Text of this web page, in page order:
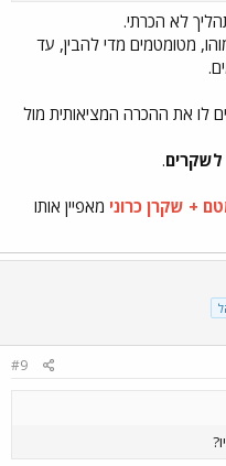
לא הכרתי.
מטומטמים מדי להבין, עד
לו את ההכרה המציאותית מול
לשקרים.
+ שקרן כרוני מאפיין אותו
#9